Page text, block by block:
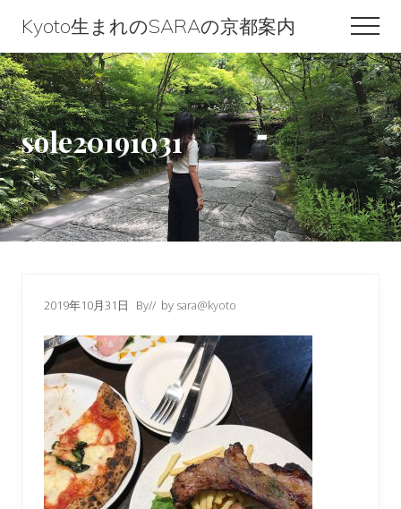
content
primary
sidebar
footer
Kyoto生まれのSARAの京都案内
Kyoto
生
ま
れ
の
SARA
の
sole20191031
2019年10月31日 By// by sara@kyoto